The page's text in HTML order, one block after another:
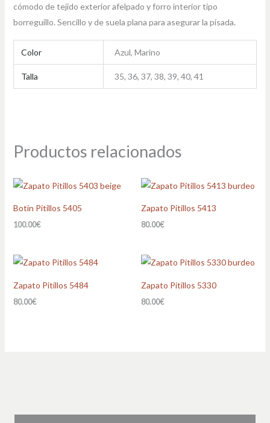
cómodo de tejido exterior afelpado y forro interior tipo
borreguillo. Sencillo y de suela plana para asegurar la pisada.
Color Azul, Marino
Talla 35, 36, 37, 38, 39, 40, 41
Productos relacionados
Botín Pitillos 5405
100.00€
Zapato Pitillos 5413
80.00€
Zapato Pitillos 5484
80.00€
Zapato Pitillos 5330
80.00€